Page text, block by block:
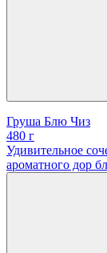
Груша Блю Чиз
480 г
Удивительное
ароматного дор